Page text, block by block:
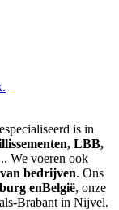
is in
LBB,
We voeren ook
bedrijven. Ons
enBelgië, onze
Brabant in Nijvel.